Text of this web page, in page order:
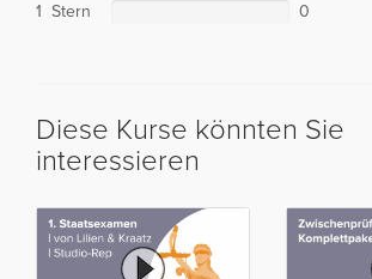
1 Stern
0
Diese Kurse könnten Sie
interessieren